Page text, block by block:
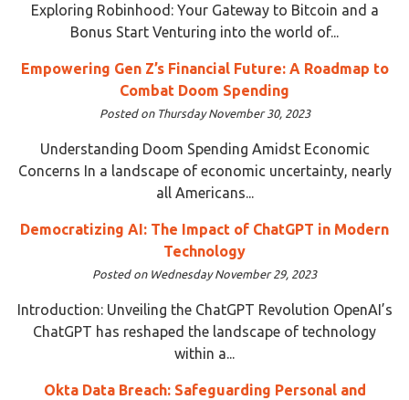
Exploring Robinhood: Your Gateway to Bitcoin and a
Bonus Start Venturing into the world of...
Empowering Gen Z’s Financial Future: A Roadmap to
Combat Doom Spending
Posted on Thursday November 30, 2023
Understanding Doom Spending Amidst Economic
Concerns In a landscape of economic uncertainty, nearly
all Americans...
Democratizing AI: The Impact of ChatGPT in Modern
Technology
Posted on Wednesday November 29, 2023
Introduction: Unveiling the ChatGPT Revolution OpenAI’s
ChatGPT has reshaped the landscape of technology
within a...
Okta Data Breach: Safeguarding Personal and